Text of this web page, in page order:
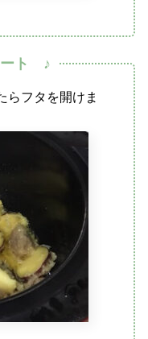
ート ♪
らフタを開けま